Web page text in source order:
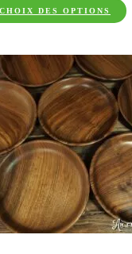
CHOIX DES OPTIONS